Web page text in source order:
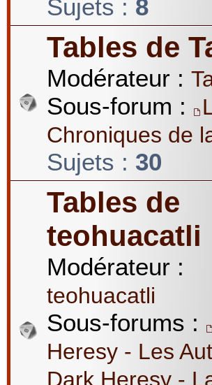
Sujets : 8
Tables de
Modérateur :
Sous-forum :
Chroniques de
Sujets : 30
Tables de
teohuacatli
Modérateur :
teohuacatli
Sous-forums :
Heresy - Les
Dark Heresy -